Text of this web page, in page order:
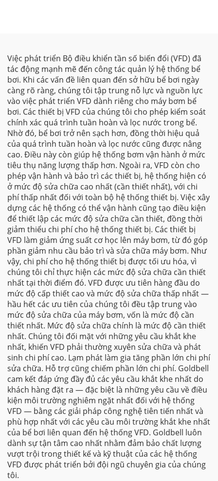
Việc phát triển Bộ điều khiển tần số biến đổi (VFD) đã
tác động mạnh mẽ đến công tác quản lý hệ thống bể
bơi. Khi các vấn đề liên quan đến sở hữu bể bơi ngày
càng rõ ràng, chúng tôi tập trung nỗ lực và nguồn lực
vào việc phát triển VFD dành riêng cho máy bơm bể
bơi. Các thiết bị VFD của chúng tôi cho phép kiểm soát
chính xác quá trình tuần hoàn và lọc nước trong bể.
Nhờ đó, bể bơi trở nên sạch hơn, đồng thời hiệu quả
của quá trình tuần hoàn và lọc nước cũng được nâng
cao. Điều này còn giúp hệ thống bơm vận hành ở mức
tiêu thụ năng lượng thấp hơn. Ngoài ra, VFD còn cho
phép vận hành và bảo trì các thiết bị, hệ thống hiện có
ở mức độ sửa chữa cao nhất (cần thiết nhất), với chi
phí thấp nhất đối với toàn bộ hệ thống thiết bị. Việc xây
dựng các hệ thống có thể vận hành cũng tạo điều kiện
để thiết lập các mức độ sửa chữa cần thiết, đồng thời
giảm thiểu chi phí cho hệ thống thiết bị. Các thiết bị
VFD làm giảm ứng suất cơ học lên máy bơm, từ đó góp
phần giảm nhu cầu bảo trì và sửa chữa máy bơm. Như
vậy, chi phí cho hệ thống thiết bị được tối ưu hóa, vì
chúng tôi chỉ thực hiện các mức độ sửa chữa cần thiết
nhất tại thời điểm đó. VFD được ưu tiên hàng đầu do
mức độ cấp thiết cao và mức độ sửa chữa thấp nhất —
hầu hết các ưu tiên của chúng tôi đều tập trung vào
mức độ sửa chữa của máy bơm, vốn là mức độ cần
thiết nhất. Mức độ sửa chữa chính là mức độ cần thiết
nhất. Chúng tôi đối mặt với những yêu cầu khắt khe
nhất, khiến VFD phải thường xuyên sửa chữa và phát
sinh chi phí cao. Lạm phát làm gia tăng phần lớn chi phí
sửa chữa. Hỗ trợ cũng chiếm phần lớn chi phí. Goldbell
cam kết đáp ứng đầy đủ các yêu cầu khắt khe nhất do
khách hàng đặt ra — đặc biệt là những yêu cầu về điều
kiện môi trường nghiêm ngặt nhất đối với hệ thống
VFD — bằng các giải pháp công nghệ tiên tiến nhất và
phù hợp nhất với các yêu cầu môi trường khắt khe nhất
của bể bơi liên quan đến hệ thống VFD. Goldbell luôn
dành sự tận tâm cao nhất nhằm đảm bảo chất lượng
vượt trội trong thiết kế và kỹ thuật của các hệ thống
VFD được phát triển bởi đội ngũ chuyên gia của chúng
tôi.